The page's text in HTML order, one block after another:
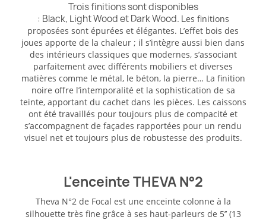
Trois finitions sont disponibles
: Black, Light Wood et Dark Wood. Les finitions
proposées sont épurées et élégantes. L’effet bois des
joues apporte de la chaleur ; il s’intègre aussi bien dans
des intérieurs classiques que modernes, s’associant
parfaitement avec différents mobiliers et diverses
matières comme le métal, le béton, la pierre… La finition
noire offre l’intemporalité et la sophistication de sa
teinte, apportant du cachet dans les pièces. Les caissons
ont été travaillés pour toujours plus de compacité et
s’accompagnent de façades rapportées pour un rendu
visuel net et toujours plus de robustesse des produits.
L'enceinte THEVA N°2
Theva N°2 de Focal est une enceinte colonne à la
silhouette très fine grâce à ses haut-parleurs de 5’’ (13